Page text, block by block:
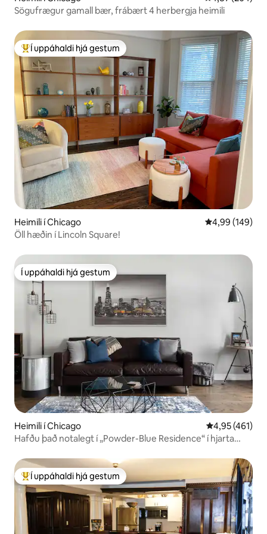
Sögufrægur gamall bær, frábært 4 herbergja heimili
Í mestu uppáhaldi hjá gestum
Í uppáhaldi hjá gestum
Heimili í Chicago 4,99 af 5 í
4,99 (149)
Öll hæðin í Lincoln Square!
Í uppáhaldi hjá gestum
Í uppáhaldi hjá gestum
Heimili í Chicago 4,95 af 5 í
4,95 (461)
Hafðu það notalegt í „Powder-Blue Residence“ í hjarta
Í mestu uppáhaldi hjá gestum
Í uppáhaldi hjá gestum